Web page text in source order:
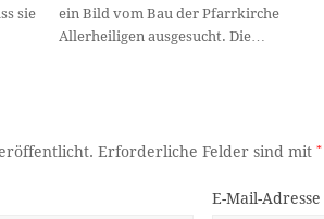
sie
ein Bild vom Bau der Pfarrkirche
Allerheiligen ausgesucht. Die…
Erforderliche Felder sind mit*
E-Mail-Adresse